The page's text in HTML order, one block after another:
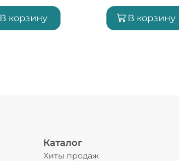
В корзину В корзину
Каталог
Хиты продаж